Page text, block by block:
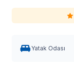
Yatak Odası